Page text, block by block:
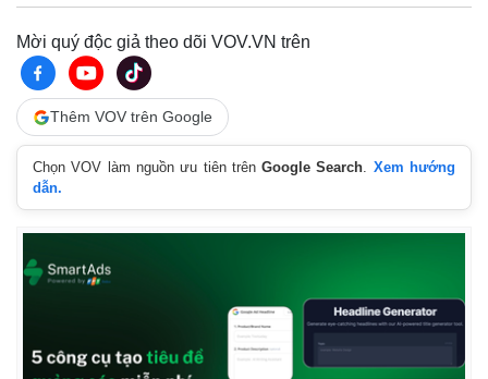
Mời quý độc giả theo dõi VOV.VN trên
Thêm VOV trên Google
Chọn VOV làm nguồn ưu tiên trênGoogle Search. Xem hướng
dẫn.